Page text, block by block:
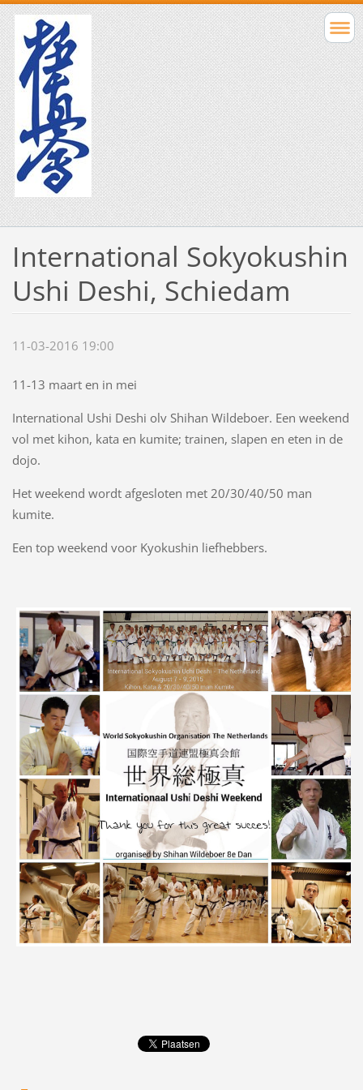
International Sokyokushin
Ushi Deshi, Schiedam
11-03-2016 19:00
11-13 maart en in mei
International Ushi Deshi olv Shihan Wildeboer. Een weekend
vol met kihon, kata en kumite; trainen, slapen en eten in de
dojo.
Het weekend wordt afgesloten met 20/30/40/50 man
kumite.
Een top weekend voor Kyokushin liefhebbers.